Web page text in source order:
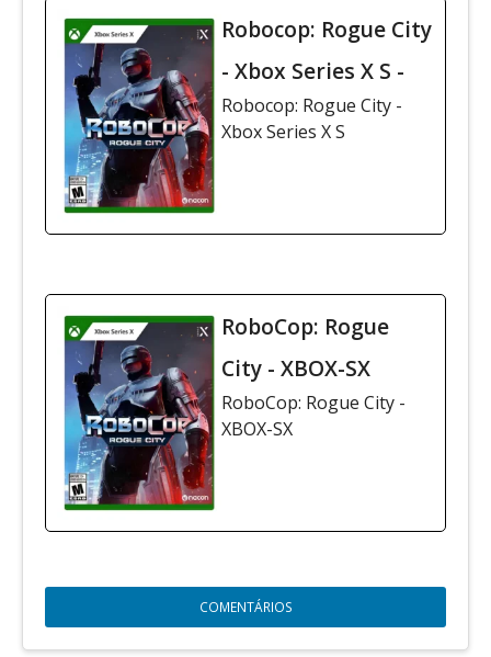
Robocop: Rogue City
- Xbox Series X S -
Robocop: Rogue City -
Xbox Series X S
RoboCop: Rogue
City - XBOX-SX
RoboCop: Rogue City -
XBOX-SX
COMENTÁRIOS